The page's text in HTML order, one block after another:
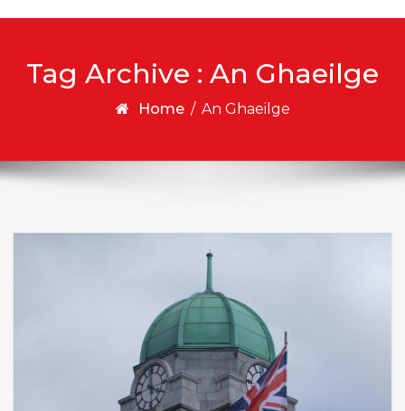
Tag Archive : An Ghaeilge
Home / An Ghaeilge